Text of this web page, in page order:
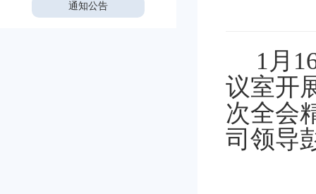
通知公告
1月
议室开
次全会
司领导